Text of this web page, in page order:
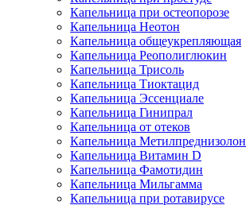
Капельница при остеопорозе
Капельница Неотон
Капельница общеукрепляющая
Капельница Реополиглюкин
Капельница Трисоль
Капельница Тиоктацид
Капельница Эссенциале
Капельница Гинипрал
Капельница от отеков
Капельница Метилпреднизолон
Капельница Витамин D
Капельница Фамотидин
Капельница Мильгамма
Капельница при ротавирусе